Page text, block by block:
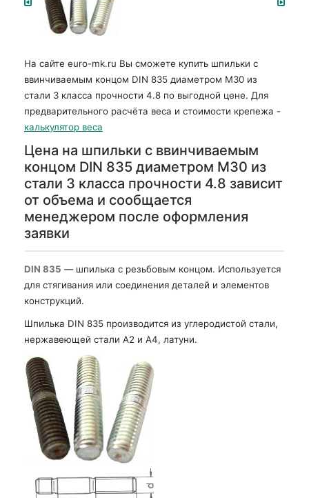
На сайте euro-mk.ru Вы сможете купить шпильки с
ввинчиваемым концом DIN 835 диаметром М30 из
стали 3 класса прочности 4.8 по выгодной цене. Для
предварительного расчёта веса и стоимости крепежа -
калькулятор веса
Цена на шпильки с ввинчиваемым
концом DIN 835 диаметром М30 из
стали 3 класса прочности 4.8 зависит
от объема и сообщается
менеджером после оформления
заявки
DIN 835 — шпилька с резьбовым концом. Используется
для стягивания или соединения деталей и элементов
конструкций.
Шпилька DIN 835 производится из углеродистой стали,
нержавеющей стали А2 и А4, латуни.